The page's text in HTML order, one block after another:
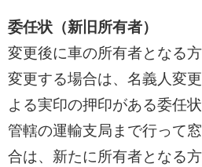
委任状（新旧所有者）
変更後に車の所有者となる
変更する場合は、名義人変
よる実印の押印がある委任
管轄の運輸支局まで行って
合は、新たに所有者となる